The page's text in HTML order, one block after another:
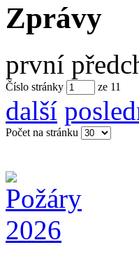
Zprávy
první
Číslo stránky ze 11
další
Počet na stránku